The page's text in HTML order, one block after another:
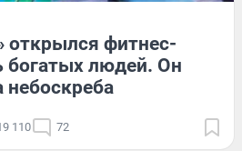
открылся фитнес-
богатых людей. Он
небоскреба
110 72